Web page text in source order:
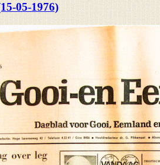
05-1976)